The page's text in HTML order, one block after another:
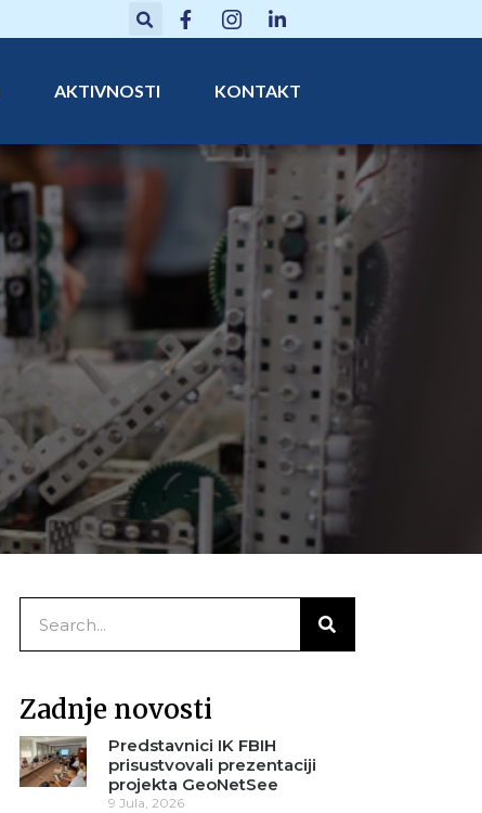
AKTIVNOSTI KONTAKT
Zadnje novosti
Predstavnici IK FBIH
prisustvovali prezentaciji
projekta GeoNetSee
9 Jula, 2026